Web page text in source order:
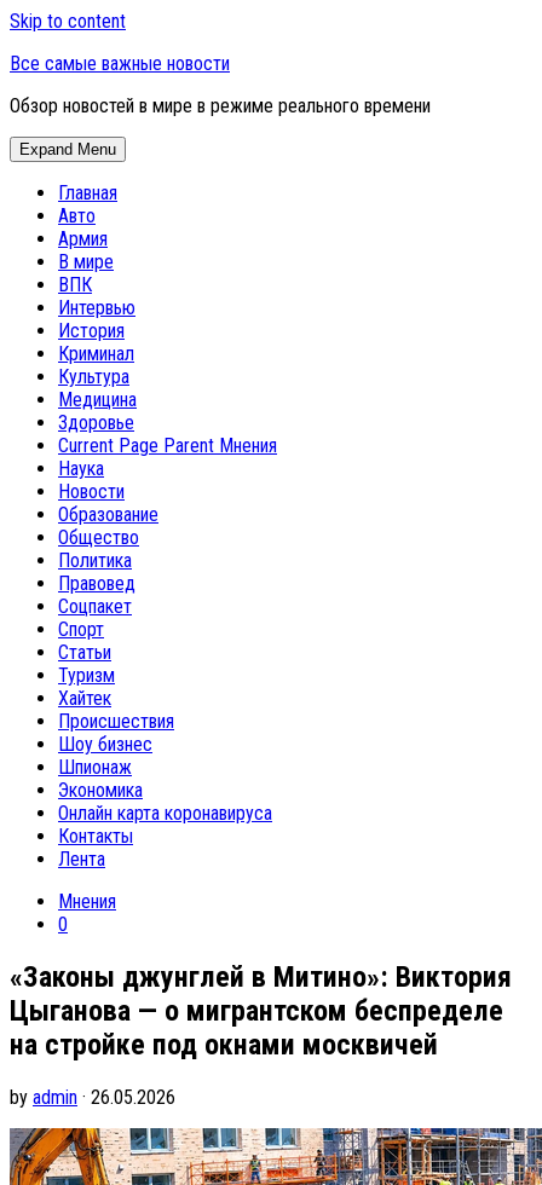
Skip to content
Все самые важные новости
Обзор новостей в мире в режиме реального времени
Expand Menu
Главная
Авто
Армия
В мире
ВПК
Интервью
История
Криминал
Культура
Медицина
Здоровье
Current Page Parent Мнения
Наука
Новости
Образование
Общество
Политика
Правовед
Соцпакет
Спорт
Статьи
Туризм
Хайтек
Происшествия
Шоу бизнес
Шпионаж
Экономика
Онлайн карта коронавируса
Контакты
Лента
Мнения
0
«Законы джунглей в Митино»: Виктория
Цыганова — о мигрантском беспределе
на стройке под окнами москвичей
by admin · 26.05.2026